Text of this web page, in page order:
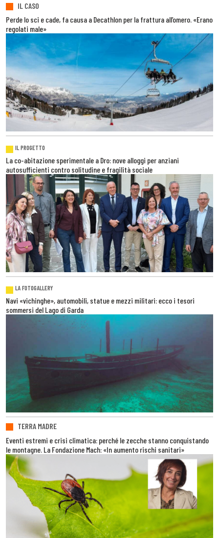
IL CASO
Perde lo sci e cade, fa causa a Decathlon per la frattura all’omero. «Erano
regolati male»
IL PROGETTO
La co-abitazione sperimentale a Dro: nove alloggi per anziani
autosufficienti contro solitudine e fragilità sociale
LA FOTOGALLERY
Navi «vichinghe», automobili, statue e mezzi militari: ecco i tesori
sommersi del Lago di Garda
TERRA MADRE
Eventi estremi e crisi climatica: perché le zecche stanno conquistando
le montagne. La Fondazione Mach: «In aumento rischi sanitari»